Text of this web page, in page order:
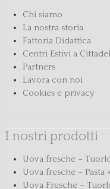
Chi siamo
La nostra storia
Fattoria Didattica
Centri Estivi a
Partners
Lavora con noi
Cookies e privacy
I nostri prodotti
Uova fresche –
Uova fresche –
Uova Fresche –